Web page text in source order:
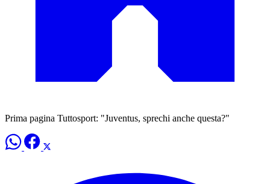
Prima pagina Tuttosport: "Juventus, sprechi anche questa?"